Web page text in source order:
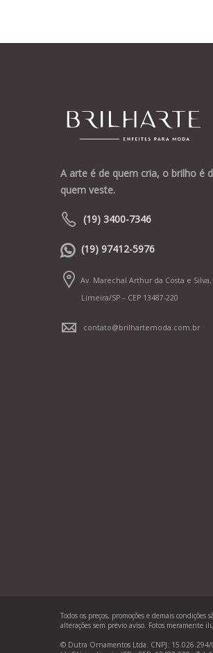
A arte é de quem cria, o brilho é
quem veste.
(19) 3400-7346
(19) 97412-5976
Av. Marechal Arthur da Costa e Silva,
Limeira/SP – CEP 13487-220
contato@brilhartemoda.com.br
Todos os preços, promoções e demais
alterações sem prévio aviso. Fotos meramente
© Dutra Ornamentos Ltda. CNPJ: